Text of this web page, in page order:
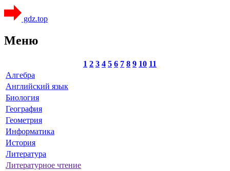
gdz.top
Меню
1 2 3 4 5 6 7 8 9 10 11
Алгебра
Английский язык
Биология
География
Геометрия
Информатика
История
Литература
Литературное чтение